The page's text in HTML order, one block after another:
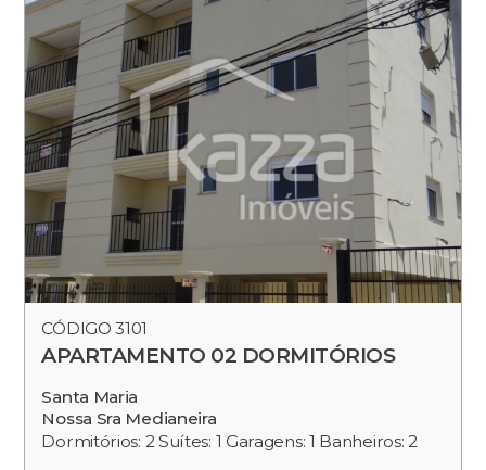
CÓDIGO 3101
APARTAMENTO 02 DORMITÓRIOS
Santa Maria
Nossa Sra Medianeira
Dormitórios: 2 Suítes: 1 Garagens: 1 Banheiros: 2